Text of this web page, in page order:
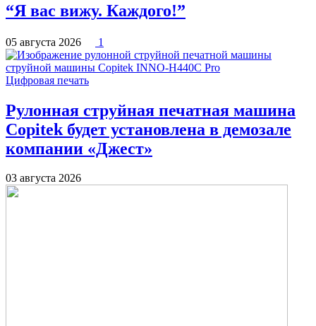
“Я вас вижу. Каждого!”
05 августа 2026 1
Цифровая печать
Рулонная струйная печатная машина
Copitek будет установлена в демозале
компании «Джест»
03 августа 2026